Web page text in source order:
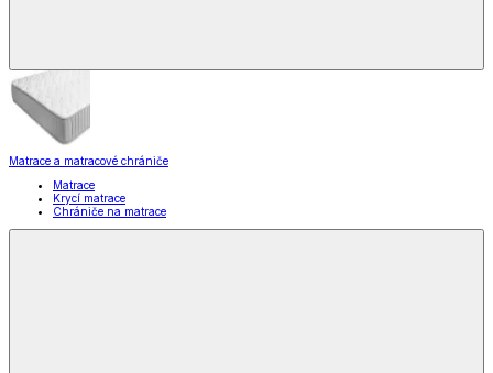
Matrace a matracové chrániče
Matrace
Krycí matrace
Chrániče na matrace